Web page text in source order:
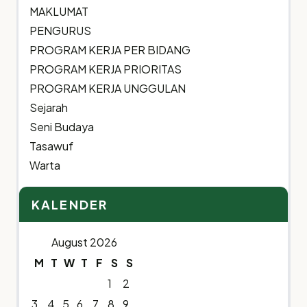
MAKLUMAT
PENGURUS
PROGRAM KERJA PER BIDANG
PROGRAM KERJA PRIORITAS
PROGRAM KERJA UNGGULAN
Sejarah
Seni Budaya
Tasawuf
Warta
KALENDER
August 2026
M T W T F S S
1
2
3
4 5 6 7 8 9